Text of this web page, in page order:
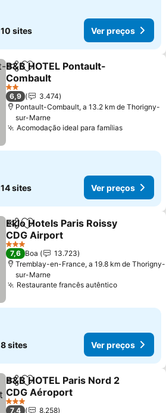
10 sites Ver preços
PartilharAdicionar aos favoritos
B&B HOTEL Pontault-
Combault
Ver preços
2 Estrelas
6,9
3.474
Pontault-Combault, a 13.2 km de Thorigny-
sur-Marne
Acomodação ideal para famíliasVer
14 sites Ver preços
PartilharAdicionar aos favoritos
Eklo Hotels Paris Roissy
CDG Airport
Ver preços
3 Estrelas
7,6 Boa
13.723
Tremblay-en-France, a 19.8 km de Thorigny-
sur-Marne
Restaurante francês autênticoVer preços
8 sites Ver preços
PartilharAdicionar aos favoritos
B&B HOTEL Paris Nord 2
CDG Aéroport
Ver preços
3 Estrelas
7,4 8.258